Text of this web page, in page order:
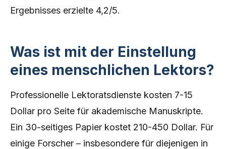
Ergebnisses erzielte 4,2/5.
Was ist mit der Einstellung
eines menschlichen Lektors?
Professionelle Lektoratsdienste kosten 7-15
Dollar pro Seite für akademische Manuskripte.
Ein 30-seitiges Papier kostet 210-450 Dollar. Für
einige Forscher – insbesondere für diejenigen in